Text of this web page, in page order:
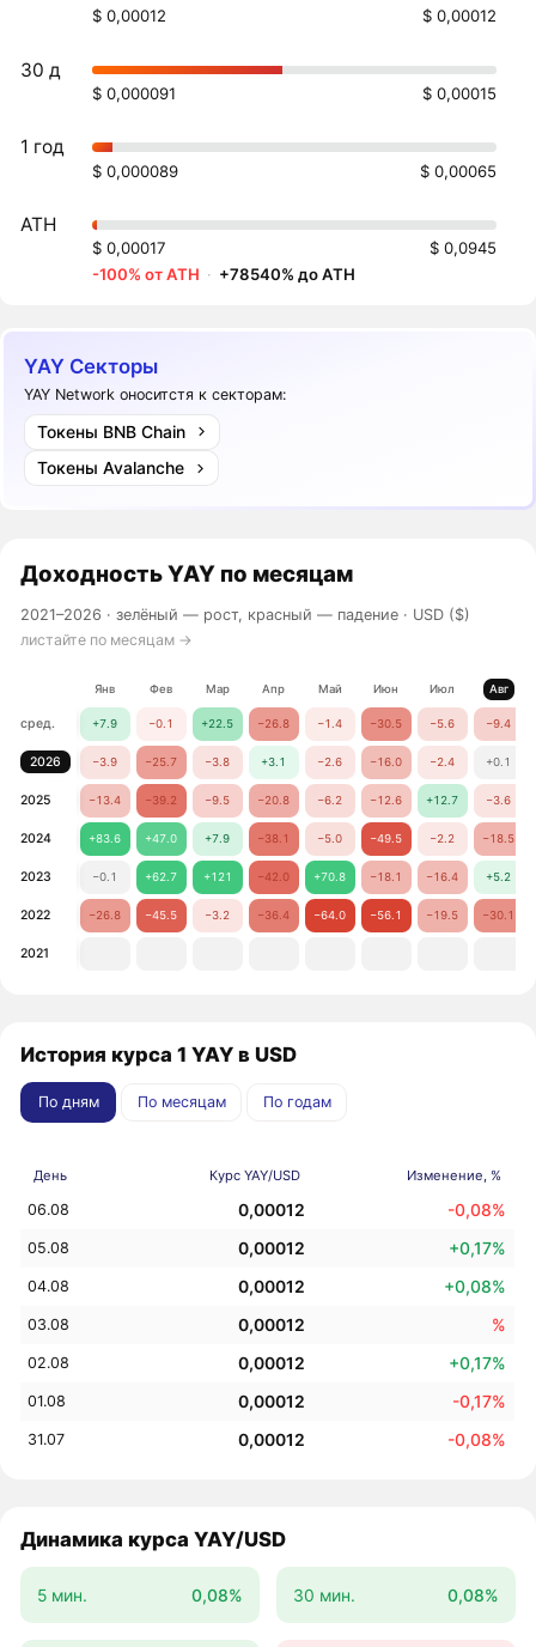
$ 0,00012 $ 0,00012
30 д
$ 0,000091 $ 0,00015
1 год
$ 0,000089 $ 0,00065
ATH
$ 0,00017
$ 0,0945
-100% от ATH · +78540% до ATH
YAY Секторы
YAY Network оноситстя к секторам:
Токены BNB Chain
Токены Avalanche
ДоходностьYAY по месяцам
2021–2026 ·зелёный — рост, красный — падение · USD ($)
листайте по месяцам →
Янв Фев Мар Апр Май Июн Июл Авг
сред. +7.9 −0.1 +22.5 −26.8 −1.4 −30.5 −5.6 −9.4
2026 −3.9 −25.7 −3.8 +3.1 −2.6 −16.0 −2.4 +0.1
2025 −13.4 −39.2 −9.5 −20.8 −6.2 −12.6 +12.7 −3.6
2024 +83.6 +47.0 +7.9 −38.1 −5.0 −49.5 −2.2 −18.5
2023 −0.1 +62.7 +121 −42.0 +70.8 −18.1 −16.4 +5.2
2022 −26.8 −45.5 −3.2 −36.4 −64.0 −56.1 −19.5 −30.1
2021
История курса 1 YAY в USD
По дням По месяцам По годам
День Курс YAY/USD Изменение, %
06.08 0,00012 -0,08%
05.08 0,00012 +0,17%
04.08 0,00012 +0,08%
03.08 0,00012 %
02.08 0,00012 +0,17%
01.08 0,00012 -0,17%
31.07 0,00012 -0,08%
Динамика курса YAY/USD
5 мин. 0,08% 30 мин. 0,08%